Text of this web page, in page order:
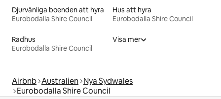
Djurvänliga boenden att hyra
Eurobodalla Shire Council
Hus att hyra
Eurobodalla Shire Council
Radhus
Eurobodalla Shire Council
Visa mer
Airbnb Australien Nya Sydwales
Eurobodalla Shire Council